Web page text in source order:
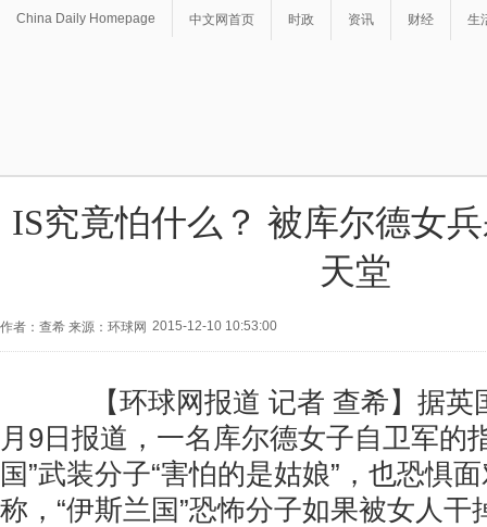
China Daily Homepage 中文网首页 时政 资讯 财经 生
IS究竟怕什么？ 被库尔德女
天堂
作者：查希 来源：环球网 2015-12-10 10:53:00
【环球网报道 记者 查希】据英
月9日报道，一名库尔德女子自卫军的
国”武装分子“害怕的是姑娘”，也恐惧
称，“伊斯兰国”恐怖分子如果被女人干